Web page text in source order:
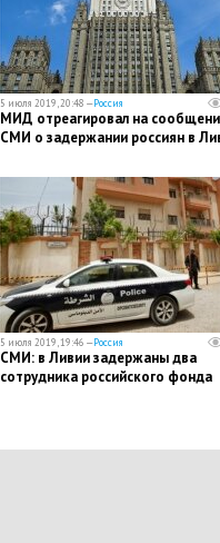
5 июля 2019, 20:48 —Россия
МИД отреагировал на
СМИ о задержании россиян в
5 июля 2019, 19:46 —Россия
СМИ: в Ливии задержаны два
сотрудника российского фонда